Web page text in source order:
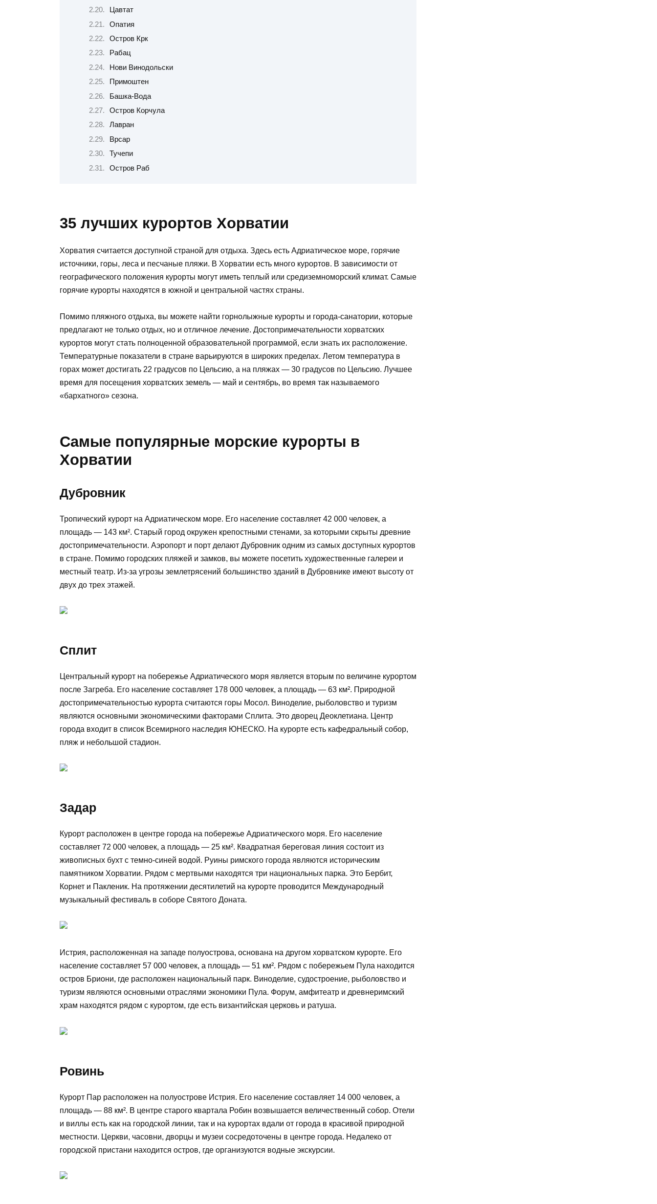
Цавтат
Опатия
Остров Крк
Рабац
Нови Винодольски
Примоштен
Башка-Вода
Остров Корчула
Лавран
Врсар
Тучепи
Остров Раб
35 лучших курортов Хорватии
Хорватия считается доступной страной для отдыха. Здесь есть Адриатическое море, горячие
источники, горы, леса и песчаные пляжи. В Хорватии есть много курортов. В зависимости от
географического положения курорты могут иметь теплый или средиземноморский климат. Самые
горячие курорты находятся в южной и центральной частях страны.
Помимо пляжного отдыха, вы можете найти горнолыжные курорты и города-санатории, которые
предлагают не только отдых, но и отличное лечение. Достопримечательности хорватских
курортов могут стать полноценной образовательной программой, если знать их расположение.
Температурные показатели в стране варьируются в широких пределах. Летом температура в
горах может достигать 22 градусов по Цельсию, а на пляжах — 30 градусов по Цельсию. Лучшее
время для посещения хорватских земель — май и сентябрь, во время так называемого
«бархатного» сезона.
Самые популярные морские курорты в
Хорватии
Дубровник
Тропический курорт на Адриатическом море. Его население составляет 42 000 человек, а
площадь — 143 км². Старый город окружен крепостными стенами, за которыми скрыты древние
достопримечательности. Аэропорт и порт делают Дубровник одним из самых доступных курортов
в стране. Помимо городских пляжей и замков, вы можете посетить художественные галереи и
местный театр. Из-за угрозы землетрясений большинство зданий в Дубровнике имеют высоту от
двух до трех этажей.
Сплит
Центральный курорт на побережье Адриатического моря является вторым по величине курортом
после Загреба. Его население составляет 178 000 человек, а площадь — 63 км². Природной
достопримечательностью курорта считаются горы Мосол. Виноделие, рыболовство и туризм
являются основными экономическими факторами Сплита. Это дворец Деоклетиана. Центр
города входит в список Всемирного наследия ЮНЕСКО. На курорте есть кафедральный собор,
пляж и небольшой стадион.
Задар
Курорт расположен в центре города на побережье Адриатического моря. Его население
составляет 72 000 человек, а площадь — 25 км². Квадратная береговая линия состоит из
живописных бухт с темно-синей водой. Руины римского города являются историческим
памятником Хорватии. Рядом с мертвыми находятся три национальных парка. Это Бербит,
Корнет и Пакленик. На протяжении десятилетий на курорте проводится Международный
музыкальный фестиваль в соборе Святого Доната.
Истрия, расположенная на западе полуострова, основана на другом хорватском курорте. Его
население составляет 57 000 человек, а площадь — 51 км². Рядом с побережьем Пула находится
остров Бриони, где расположен национальный парк. Виноделие, судостроение, рыболовство и
туризм являются основными отраслями экономики Пула. Форум, амфитеатр и древнеримский
храм находятся рядом с курортом, где есть византийская церковь и ратуша.
Ровинь
Курорт Пар расположен на полуострове Истрия. Его население составляет 14 000 человек, а
площадь — 88 км². В центре старого квартала Робин возвышается величественный собор. Отели
и виллы есть как на городской линии, так и на курортах вдали от города в красивой природной
местности. Церкви, часовни, дворцы и музеи сосредоточены в центре города. Недалеко от
городской пристани находится остров, где организуются водные экскурсии.